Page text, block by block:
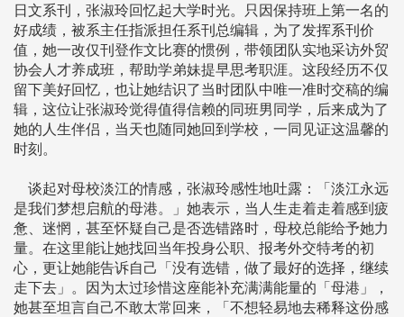
日文系刊，张淑玲回忆起大学时光。只因保持班上第一名的
好成绩，被系主任指派担任系刊总编辑，为了发挥系刊价
值，她一改仅刊登作文比赛的惯例，带领团队实地采访外贸
协会人才养成班，帮助学弟妹提早思考职涯。这段经历不仅
留下美好回忆，也让她结识了当时团队中唯一准时交稿的编
辑，这位让张淑玲觉得值得信赖的同班男同学，后来成为了
她的人生伴侣，当天也随同她回到学校，一同见证这温馨的
时刻。
谈起对母校淡江的情感，张淑玲感性地吐露：「淡江永远
是我们梦想启航的母港。」她表示，当人生走着走着感到疲
惫、迷惘，甚至怀疑自己是否选错路时，母校总能给予她力
量。在这里能让她找回当年投身公职、报考外交特考的初
心，更让她能告诉自己「没有选错，做了最好的选择，继续
走下去」。因为太过珍惜这座能补充满满能量的「母港」，
她甚至坦言自己不敢太常回来，「不想轻易地去稀释这份感